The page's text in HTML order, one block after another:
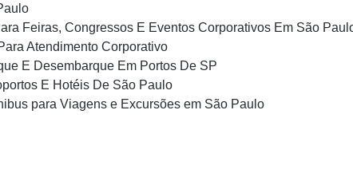
Feiras, Congressos E Eventos Corporativos Em São
Atendimento Corporativo
E Desembarque Em Portos De SP
E Hotéis De São Paulo
para Viagens e Excursões em São Paulo